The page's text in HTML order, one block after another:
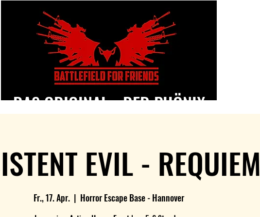
DAS ORIGINAL - DER PHÖNIX
EVIL - REQUIEM
Fr., 17. Apr.
  |
Horror Escape Base - Hannover